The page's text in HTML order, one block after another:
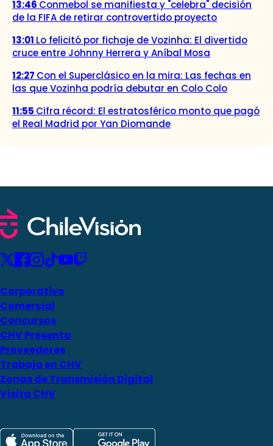
13:46 Conmebol se manifiesta y "celebra" decisión
de la FIFA de retirar controvertido proyecto
13:01 Lo felicitó por fichaje de Vozinha: El divertido
cruce entre Johnny Herrera y Aníbal Mosa
12:27 Con el Superclásico en la mira: Las fechas en
las que Vozinha podría debutar en Colo Colo
11:55 Cifra récord: El estratosférico monto que pagó
el Real Madrid por Yan Diomande
Corporativo
Comercial
Concursos
CHV Presenta
Proveedores
Trabaja en CHV
Zonas de Transmisión Digital
Visita CHV